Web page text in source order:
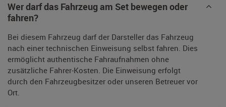
Wer darf das Fahrzeug am Set bewegen oder
fahren?
Bei diesem Fahrzeug darf der Darsteller das Fahrzeug
nach einer technischen Einweisung selbst fahren. Dies
ermöglicht authentische Fahraufnahmen ohne
zusätzliche Fahrer-Kosten. Die Einweisung erfolgt
durch den Fahrzeugbesitzer oder unseren Betreuer vor
Ort.